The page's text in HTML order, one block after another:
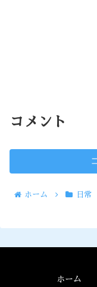
コメント
ホーム 日常
ホーム